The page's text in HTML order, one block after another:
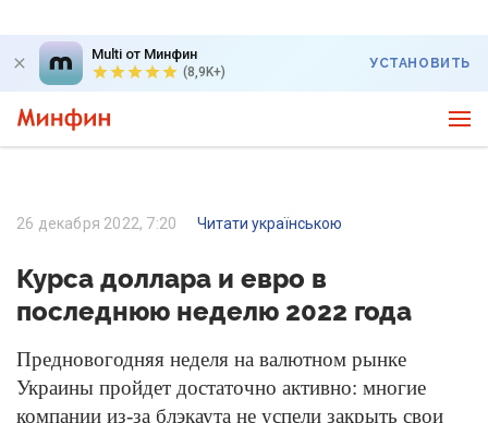
Multi от Минфин
(8,9K+)
УСТАНОВИТЬ
26 декабря 2022, 7:20 Читати українською
Курса доллара и евро в
последнюю неделю 2022 года
Предновогодняя неделя на валютном рынке
Украины пройдет достаточно активно: многие
компании из-за блэкаута не успели закрыть свои